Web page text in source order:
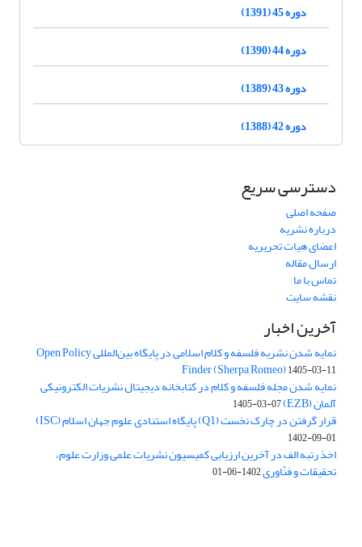
دوره 45 (1391)
دوره 44 (1390)
دوره 43 (1389)
دوره 42 (1388)
دسترسی سریع
صفحه اصلی
درباره نشریه
اعضای هیات تحریریه
ارسال مقاله
تماس با ما
نقشه سایت
آخرین اخبار
نمایه شدن نشریه فلسفه و کلام اسلامی در پایگاه بین‌المللی Open Policy
Finder (Sherpa Romeo)1405-03-11
نمایه شدن مجله فلسفه و کلام در کتابخانه دیجیتال نشریات الکترونیکی
آلمان (EZB) 1405-03-07
قرار گرفتن در چارک نخست (Q1) پایگاه استنادی علوم جهان اسلام (ISC)
1402-09-01
اخذ رتبه الف در آخرین ارزیابی کمیسیون نشریات علمی وزارت علوم،
تحقیقات و فنّاوری1402-06-01